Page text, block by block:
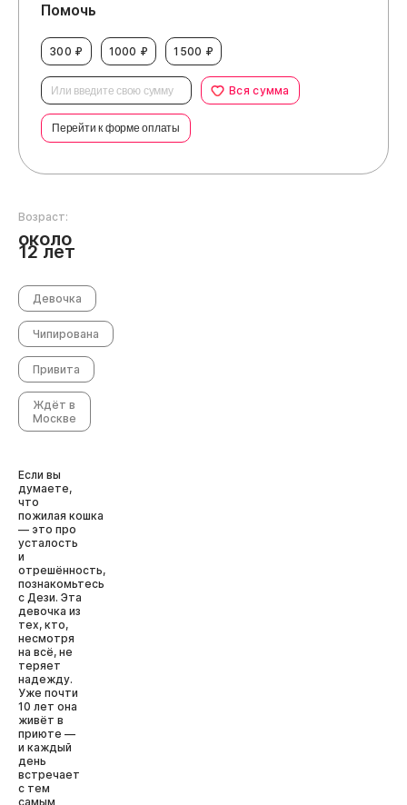
Помочь
300 ₽ 1000 ₽ 1500 ₽
Вся сумма
Перейти к форме оплаты
Возраст:
около
12 лет
Девочка
Чипирована
Привита
Ждёт в
Москве
Если вы
думаете,
что
пожилая кошка
— это про
усталость
и
отрешённость,
познакомьтесь
с Дези. Эта
девочка из
тех, кто,
несмотря
на всё, не
теряет
надежду.
Уже почти
10 лет она
живёт в
приюте —
и каждый
день
встречает
с тем
самым